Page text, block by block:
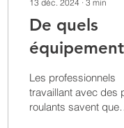
13 déc. 2024 ∙ 3 min
De quels
levage avez-
besoin?
Les professionnels
travaillant avec des
roulants savent que